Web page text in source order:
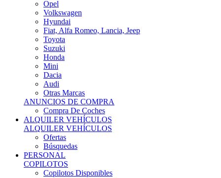
Hyundai
Fiat, Alfa Romeo, Lancia, Jeep
Toyota
Suzuki
Honda
Mini
Dacia
Audi
Otras Marcas
ANUNCIOS DE COMPRA
Compra De Coches
ALQUILER VEHÍCULOS
ALQUILER VEHÍCULOS
Ofertas
Búsquedas
PERSONAL
COPILOTOS
Copilotos Disponibles
Busqueda De Copilotos